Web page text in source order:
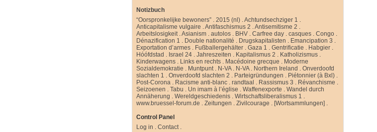
Notizbuch
“Oorspronkelijke bewoners” .2015 (nl) .Achtundsechziger 1 .
Anticapitalisme vulgaire .Antifaschismus 2 .Antisemitisme 2 .
Arbeitslosigkeit.Asianism .autolos . BHV .Carfree day .casques .Congo .
Dénazification 1 . Double nationalité . Drugskapitalisten . Emancipation 3 .
Exportation d’armes . Fußballergehälter .Gaza 1 .Gentrificatie . Habgier .
Hóófdstad . Israel 24 .Jahreszeiten . Kapitalismus 2 . Katholizismus .
Kinderwagens . Links en rechts . Macédoine grecque . Moderne
Sozialdemokratie . Muntpunt. N-VA. N-VA. Northern Ireland .Onverdoofd
slachten 1 .Onverdoofd slachten 2 . Parteigründungen . Piétonnier (à Bxl) .
Post-Corona . Racisme anti-blanc .randtaal . Rassismus 3 . Révanchisme .
Seizoenen .Tabu . Un imam à l’église .Waffenexporte .Wandel durch
Annäherung .Wereldgeschiedenis .Wirtschaftsliberalismus 1 .
www.bruessel-forum.de .Zeitungen .Zivilcourage . [Wortsammlungen] .
Control Panel
Log in .Contact.